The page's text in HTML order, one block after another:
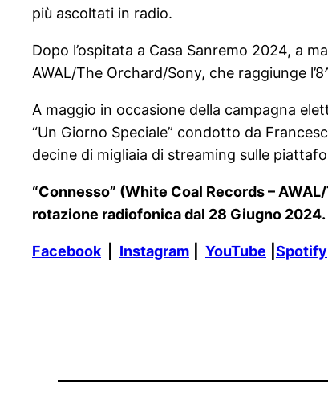
più ascoltati in radio.
Dopo l’ospitata a Casa Sanremo 2024, a
AWAL/The Orchard/Sony, che raggiunge
A maggio in occasione della campagna
“Un Giorno Speciale” condotto da
decine di migliaia di streaming sulle
“Connesso” (White Coal Records –
rotazione radiofonica dal 28 Giugno 2024.
Facebook Instagram YouTube Spotify